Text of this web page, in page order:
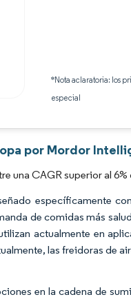
*Nota aclaratoria: los
especial
por Mordor
una CAGR superior al
específicamente
de comidas más
actualmente en
las freidoras de
en la cadena de